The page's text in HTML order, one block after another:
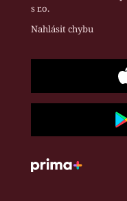
s r.o.
Nahlásit chybu